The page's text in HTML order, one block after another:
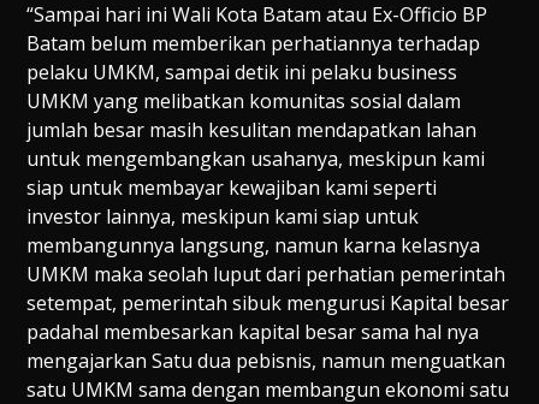
“Sampai hari ini Wali Kota Batam atau Ex-Officio BP
Batam belum memberikan perhatiannya terhadap
pelaku UMKM, sampai detik ini pelaku business
UMKM yang melibatkan komunitas sosial dalam
jumlah besar masih kesulitan mendapatkan lahan
untuk mengembangkan usahanya, meskipun kami
siap untuk membayar kewajiban kami seperti
investor lainnya, meskipun kami siap untuk
membangunnya langsung, namun karna kelasnya
UMKM maka seolah luput dari perhatian pemerintah
setempat, pemerintah sibuk mengurusi Kapital besar
padahal membesarkan kapital besar sama hal nya
mengajarkan Satu dua pebisnis, namun menguatkan
satu UMKM sama dengan membangun ekonomi satu